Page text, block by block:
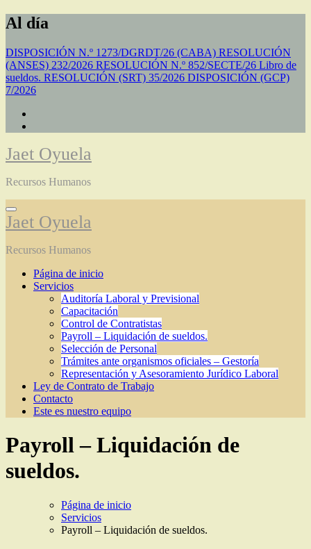
Saltar
alAl día
DISPOSICIÓN N.º 1273/DGRDT/26 (CABA) RESOLUCIÓN
(ANSES) 232/2026 RESOLUCIÓN N.º 852/SECTE/26 Libro de
sueldos. RESOLUCIÓN (SRT) 35/2026 DISPOSICIÓN (GCP)
7/2026
Jaet Oyuela
Recursos Humanos
Jaet Oyuela
Recursos Humanos
Página de inicio
Servicios
Auditoría Laboral y Previsional
Capacitación
Control de Contratistas
Payroll – Liquidación de sueldos.
Selección de Personal
Trámites ante organismos oficiales – Gestoría
Representación y Asesoramiento Jurídico Laboral
Ley de Contrato de Trabajo
Contacto
Este es nuestro equipo
Payroll – Liquidación de
sueldos.
Página de inicio
Servicios
Payroll – Liquidación de sueldos.